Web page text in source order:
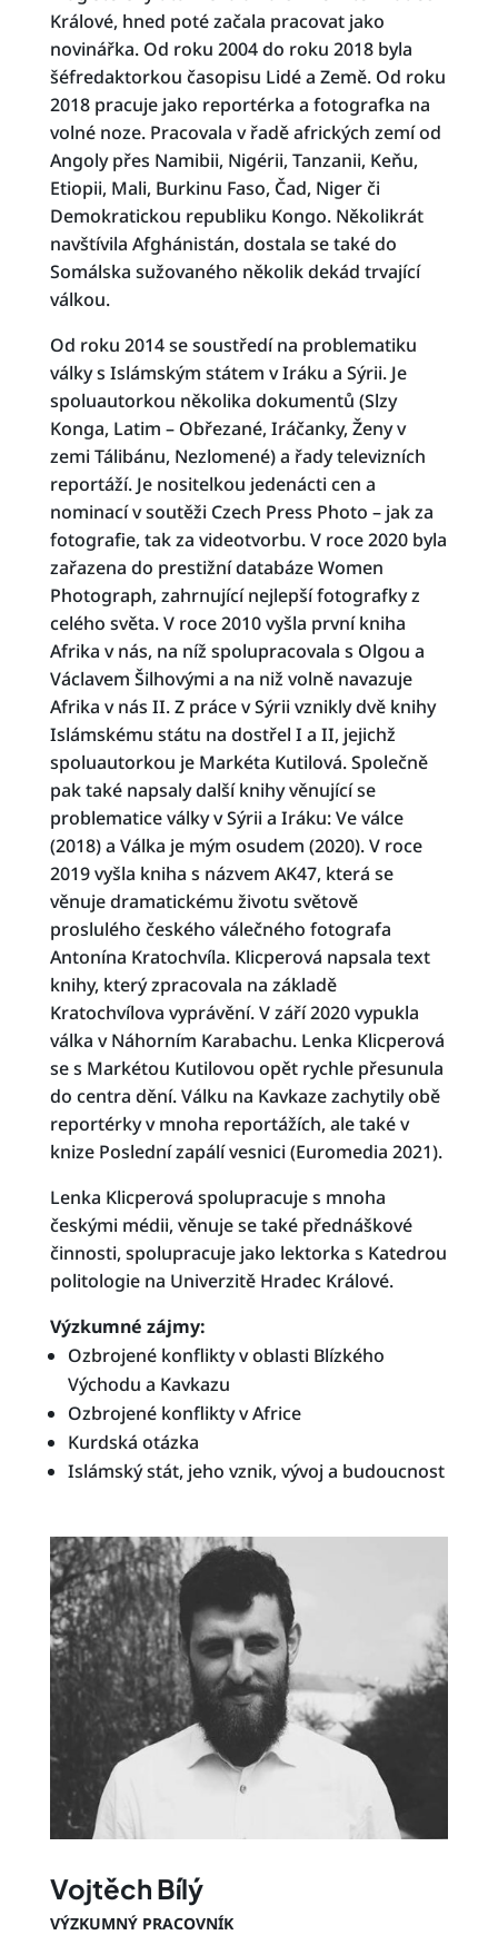
Králové, hned poté začala pracovat jako
novinářka. Od roku 2004 do roku 2018 byla
šéfredaktorkou časopisu Lidé a Země. Od roku
2018 pracuje jako reportérka a fotografka na
volné noze. Pracovala v řadě afrických zemí od
Angoly přes Namibii, Nigérii, Tanzanii, Keňu,
Etiopii, Mali, Burkinu Faso, Čad, Niger či
Demokratickou republiku Kongo. Několikrát
navštívila Afghánistán, dostala se také do
Somálska sužovaného několik dekád trvající
válkou.
Od roku 2014 se soustředí na problematiku
války s Islámským státem v Iráku a Sýrii. Je
spoluautorkou několika dokumentů (Slzy
Konga, Latim – Obřezané, Iráčanky, Ženy v
zemi Tálibánu, Nezlomené) a řady televizních
reportáží. Je nositelkou jedenácti cen a
nominací v soutěži Czech Press Photo – jak za
fotografie, tak za videotvorbu. V roce 2020 byla
zařazena do prestižní databáze Women
Photograph, zahrnující nejlepší fotografky z
celého světa. V roce 2010 vyšla první kniha
Afrika v nás, na níž spolupracovala s Olgou a
Václavem Šilhovými a na niž volně navazuje
Afrika v nás II. Z práce v Sýrii vznikly dvě knihy
Islámskému státu na dostřel I a II, jejichž
spoluautorkou je Markéta Kutilová. Společně
pak také napsaly další knihy věnující se
problematice války v Sýrii a Iráku: Ve válce
(2018) a Válka je mým osudem (2020). V roce
2019 vyšla kniha s názvem AK47, která se
věnuje dramatickému životu světově
proslulého českého válečného fotografa
Antonína Kratochvíla. Klicperová napsala text
knihy, který zpracovala na základě
Kratochvílova vyprávění. V září 2020 vypukla
válka v Náhorním Karabachu. Lenka Klicperová
se s Markétou Kutilovou opět rychle přesunula
do centra dění. Válku na Kavkaze zachytily obě
reportérky v mnoha reportážích, ale také v
knize Poslední zapálí vesnici (Euromedia 2021).
Lenka Klicperová spolupracuje s mnoha
českými médii, věnuje se také přednáškové
činnosti, spolupracuje jako lektorka s Katedrou
politologie na Univerzitě Hradec Králové.
Výzkumné zájmy:
Ozbrojené konflikty v oblasti Blízkého
Východu a Kavkazu
Ozbrojené konflikty v Africe
Kurdská otázka
Islámský stát, jeho vznik, vývoj a budoucnost
Vojtěch Bílý
VÝZKUMNÝ PRACOVNÍK